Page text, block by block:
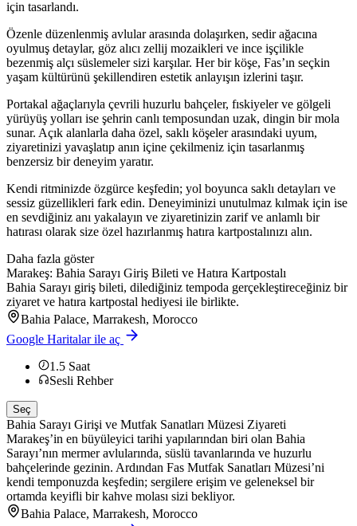
için tasarlandı.
Özenle düzenlenmiş avlular arasında dolaşırken, sedir ağacına
oyulmuş detaylar, göz alıcı zellij mozaikleri ve ince işçilikle
bezenmiş alçı süslemeler sizi karşılar. Her bir köşe, Fas’ın seçkin
yaşam kültürünü şekillendiren estetik anlayışın izlerini taşır.
Portakal ağaçlarıyla çevrili huzurlu bahçeler, fıskiyeler ve gölgeli
yürüyüş yolları ise şehrin canlı temposundan uzak, dingin bir mola
sunar. Açık alanlarla daha özel, saklı köşeler arasındaki uyum,
ziyaretinizi yavaşlatıp anın içine çekilmeniz için tasarlanmış
benzersiz bir deneyim yaratır.
Kendi ritminizde özgürce keşfedin; yol boyunca saklı detayları ve
sessiz güzellikleri fark edin. Deneyiminizi unutulmaz kılmak için ise
en sevdiğiniz anı yakalayın ve ziyaretinizin zarif ve anlamlı bir
hatırası olarak size özel hazırlanmış hatıra kartpostalınızı alın.
Daha fazla göster
Marakeş: Bahia Sarayı Giriş Bileti ve Hatıra Kartpostalı
Bahia Sarayı giriş bileti, dilediğiniz tempoda gerçekleştireceğiniz bir
ziyaret ve hatıra kartpostal hediyesi ile birlikte.
Bahia Palace, Marrakesh, Morocco
Google Haritalar ile aç
1.5 Saat
Sesli Rehber
Seç
Bahia Sarayı Girişi ve Mutfak Sanatları Müzesi Ziyareti
Marakeş’in en büyüleyici tarihi yapılarından biri olan Bahia
Sarayı’nın mermer avlularında, süslü tavanlarında ve huzurlu
bahçelerinde gezinin. Ardından Fas Mutfak Sanatları Müzesi’ni
kendi temponuzda keşfedin; sergilere erişim ve geleneksel bir
ortamda keyifli bir kahve molası sizi bekliyor.
Bahia Palace, Marrakesh, Morocco